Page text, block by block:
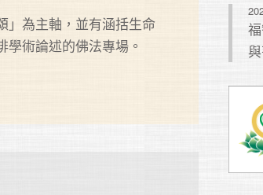
」為主軸，並有涵括生命
術論述的佛法專場。